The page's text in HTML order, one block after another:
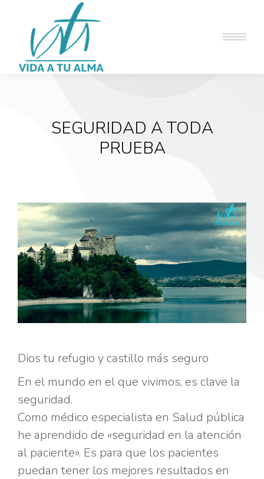
SEGURIDAD A TODA
PRUEBA
Dios tu refugio y castillo más seguro
En el mundo en el que vivimos, es clave la
seguridad.
Como médico especialista en Salud pública
he aprendido de «seguridad en la atención
al paciente». Es para que los pacientes
puedan tener los mejores resultados en